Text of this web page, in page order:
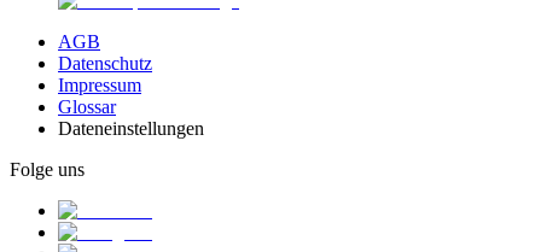
AGB
Datenschutz
Impressum
Glossar
Dateneinstellungen
Folge uns